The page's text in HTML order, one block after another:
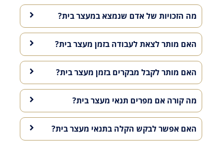
מה הזכויות של אדם שנמצא במעצר בית?
האם מותר לצאת לעבודה בזמן מעצר בית?
האם מותר לקבל מבקרים בזמן מעצר בית?
מה קורה אם מפרים תנאי מעצר בית?
האם אפשר לבקש הקלה בתנאי מעצר בית?